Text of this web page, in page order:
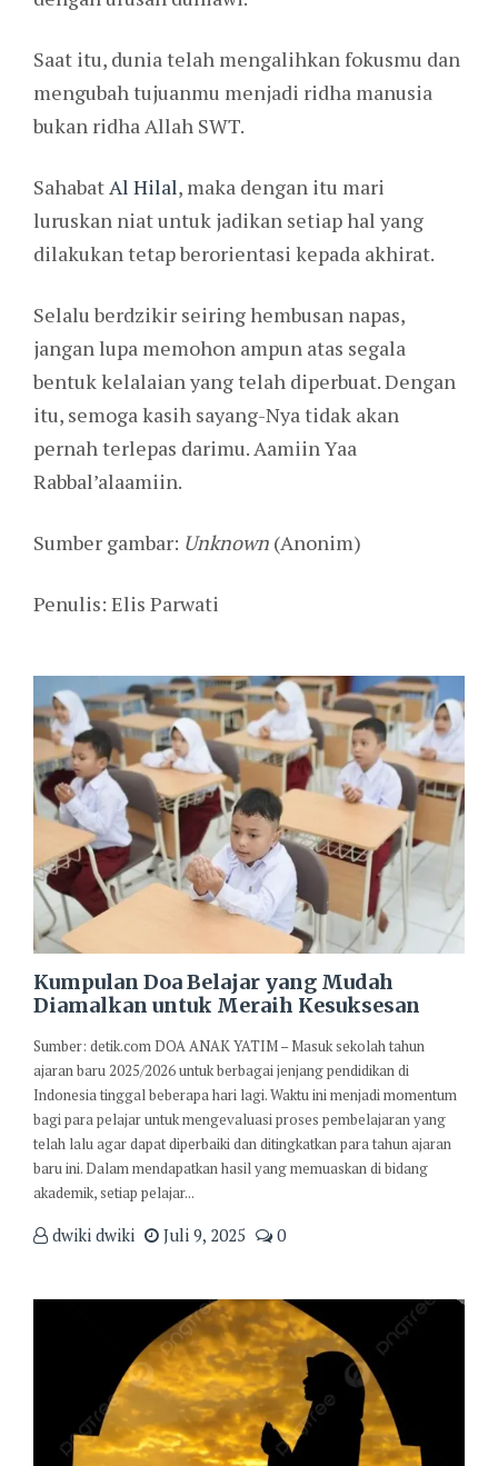
Saat itu, dunia telah mengalihkan fokusmu dan
mengubah tujuanmu menjadi ridha manusia
bukan ridha Allah SWT.
SahabatAl Hilal, maka dengan itu mari
luruskan niat untuk jadikan setiap hal yang
dilakukan tetap berorientasi kepada akhirat.
Selalu berdzikir seiring hembusan napas,
jangan lupa memohon ampun atas segala
bentuk kelalaian yang telah diperbuat. Dengan
itu, semoga kasih sayang-Nya tidak akan
pernah terlepas darimu. Aamiin Yaa
Rabbal’alaamiin.
Sumber gambar: Unknown (Anonim)
Penulis: Elis Parwati
Kumpulan Doa Belajar yang Mudah
Diamalkan untuk Meraih Kesuksesan
Sumber: detik.com DOA ANAK YATIM – Masuk sekolah tahun
ajaran baru 2025/2026 untuk berbagai jenjang pendidikan di
Indonesia tinggal beberapa hari lagi. Waktu ini menjadi momentum
bagi para pelajar untuk mengevaluasi proses pembelajaran yang
telah lalu agar dapat diperbaiki dan ditingkatkan para tahun ajaran
baru ini. Dalam mendapatkan hasil yang memuaskan di bidang
akademik, setiap pelajar...
dwiki dwiki Juli 9, 2025 0